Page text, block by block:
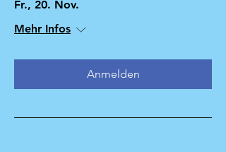
Fr., 20. Nov.
Mehr Infos
Anmelden